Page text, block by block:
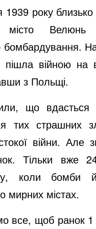
i
d
e
o
1939 року близько
місто Велюнь
бомбардування.
пішла війною на
з Польщі.
що вдасться
тих страшних
війни. Але
Тільки вже
коли бомби
мирних містах.
все, щоб ранок 1